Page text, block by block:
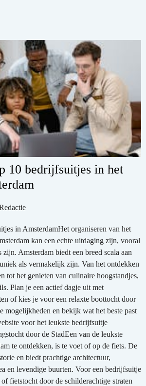
10 bedrijfsuitjes in het
in AmsterdamHet organiseren van het
kan een echte uitdaging zijn, vooral
zijn. Amsterdam biedt een breed scala aan
als vermakelijk zijn. Van het ontdekken
tot het genieten van culinaire hoogstandjes,
Plan je een actief dagje uit met
of kies je voor een relaxte boottocht door
mogelijkheden en bekijk wat het beste past
voor het leukste bedrijfsuitje
door de StadEen van de leukste
te ontdekken, is te voet of op de fiets. De
en biedt prachtige architectuur,
en levendige buurten. Voor een bedrijfsuitje
fietstocht door de schilderachtige straten